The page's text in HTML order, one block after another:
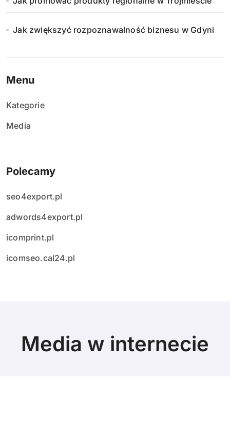
Jak zwiększyć rozpoznawalność biznesu w Gdyni
Menu
Kategorie
Media
Polecamy
seo4export.pl
adwords4export.pl
icomprint.pl
icomseo.cal24.pl
Media w internecie